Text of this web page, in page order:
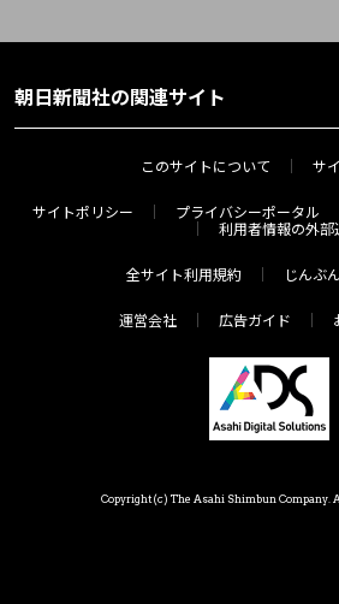
朝日新聞社の関連サイト
このサイトについて サ
サイトポリシー プライバシーポータル
利用者情報の外部
全サイト利用規約 じんぶ
運営会社 広告ガイド
Copyright(c) The Asahi Shimbun Company.